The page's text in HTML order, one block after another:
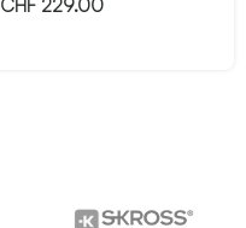
CHF229.00